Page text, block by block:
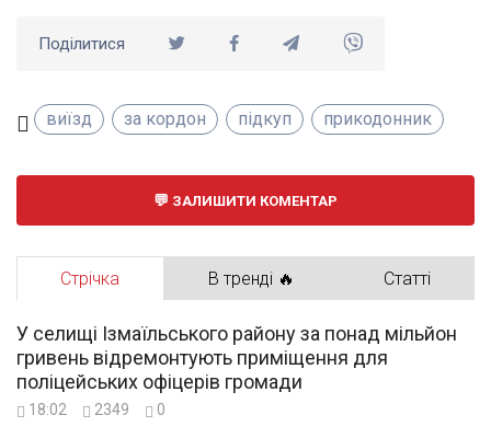
Поділитися
виїзд за кордон підкуп прикодонник
ЗАЛИШИТИ КОМЕНТАР
Стрічка В тренді 🔥 Статті
У селищі Ізмаїльського району за понад мільйон
гривень відремонтують приміщення для
поліцейських офіцерів громади
18:02 2349 0